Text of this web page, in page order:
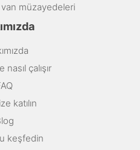
van müzayedeleri
nasıl çalışır
katılın
keşfedin